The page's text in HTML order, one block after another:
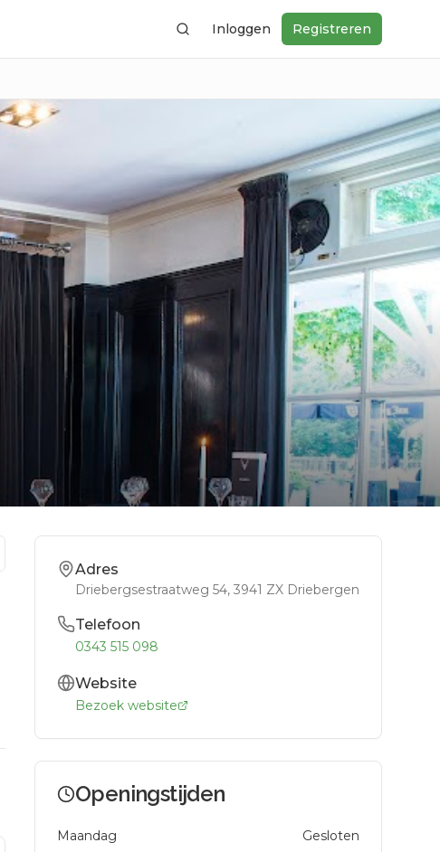
ZoekenInloggen Registreren
Adres
Driebergsestraatweg 54, 3941 ZX Driebergen
Telefoon
0343 515 098
Website
Bezoek website
Openingstijden
Maandag
Gesloten